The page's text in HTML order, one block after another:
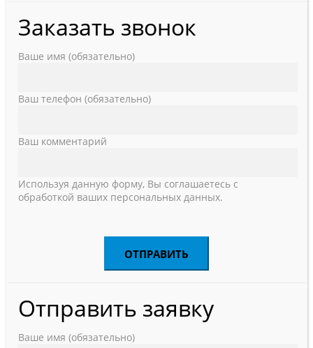
Заказать звонок
Ваше имя (обязательно)
Ваш телефон (обязательно)
Ваш комментарий
Используя данную форму, Вы соглашаетесь с
обработкой ваших персональных данных.
Отправить заявку
Ваше имя (обязательно)